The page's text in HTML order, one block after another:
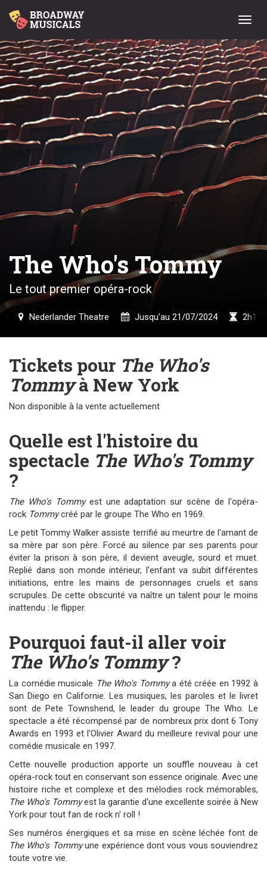
Menu
The Who's Tommy
Le tout premier opéra-rock
Nederlander Theatre Jusqu'au 21/07/2024 2h15
Tickets pour The Who's
Tommyà New York
Non disponible à la vente actuellement
Quelle est l'histoire du
spectacle The Who's Tommy
?
The Who's Tommyest une adaptation sur scène de l'opéra-
rock Tommycréé par le groupe The Who en 1969.
Le petit Tommy Walker assiste terrifié au meurtre de l'amant de
sa mère par son père. Forcé au silence par ses parents pour
éviter la prison à son père, il devient aveugle, sourd et muet.
Replié dans son monde intérieur, l'enfant va subit différentes
initiations, entre les mains de personnages cruels et sans
scrupules. De cette obscurité va naître un talent pour le moins
inattendu : le flipper.
Pourquoi faut-il aller voir
The Who's Tommy?
La comédie musicale The Who's Tommya été créée en 1992 à
San Diego en Californie. Les musiques, les paroles et le livret
sont de Pete Townshend, le leader du groupe The Who. Le
spectacle a été récompensé par de nombreux prix dont 6 Tony
Awards en 1993 et l'Olivier Award du meilleure revival pour une
comédie musicale en 1997.
Cette nouvelle production apporte un souffle nouveau à cet
opéra-rock tout en conservant son essence originale. Avec une
histoire riche et complexe et des mélodies rock mémorables,
The Who's Tommyest la garantie d'une excellente soirée à New
York pour tout fan de rock n' roll !
Ses numéros énergiques et sa mise en scène léchée font de
The Who's Tommyune expérience dont vous vous souviendrez
toute votre vie.